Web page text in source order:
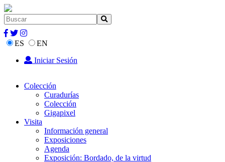
ES
EN
Iniciar Sesión
Colección
Curadurías
Colección
Gigapixel
Visita
Información general
Exposiciones
Agenda
Exposición: Bordado, de la virtud